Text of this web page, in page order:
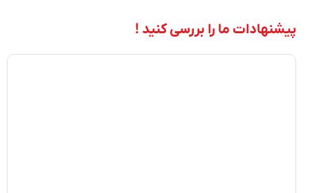
پیشنهادات ما را بررسی کنید !